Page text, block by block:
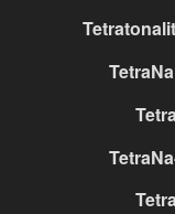
TetraNa